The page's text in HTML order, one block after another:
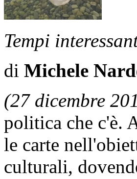
Tempi
di Michele
(27 dicembre
politica che c'è.
le carte
culturali,